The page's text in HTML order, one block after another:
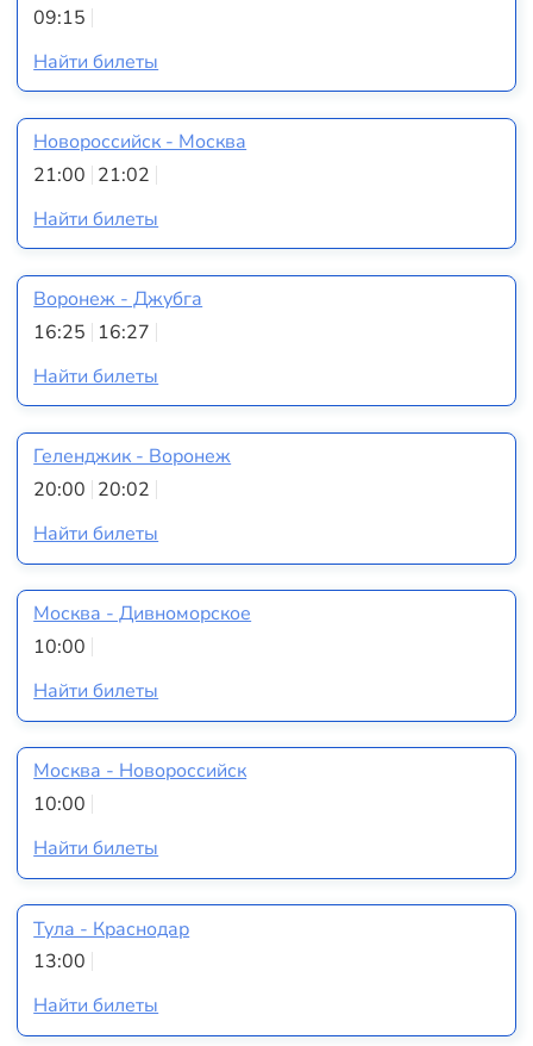
09:15
Найти билеты
Новороссийск - Москва
21:00 21:02
Найти билеты
Воронеж - Джубга
16:25 16:27
Найти билеты
Геленджик - Воронеж
20:00 20:02
Найти билеты
Москва - Дивноморское
10:00
Найти билеты
Москва - Новороссийск
10:00
Найти билеты
Тула - Краснодар
13:00
Найти билеты